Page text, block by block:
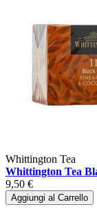
Whittington Tea
Whittington Tea
9,50 €
Aggiungi al Carrello